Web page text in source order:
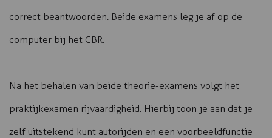
correct beantwoorden. Beide examens leg je af op de
computer bij het CBR.
Na het behalen van beide theorie-examens volgt het
praktijkexamen rijvaardigheid. Hierbij toon je aan dat je
zelf uitstekend kunt autorijden en een voorbeeldfunctie